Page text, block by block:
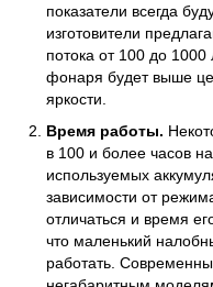
показатели всегда
изготовители
потока от 100 до
фонаря будет выше
яркости.
Время работы.
в 100 и более часов
используемых
зависимости от
отличаться и время
что маленький
работать.